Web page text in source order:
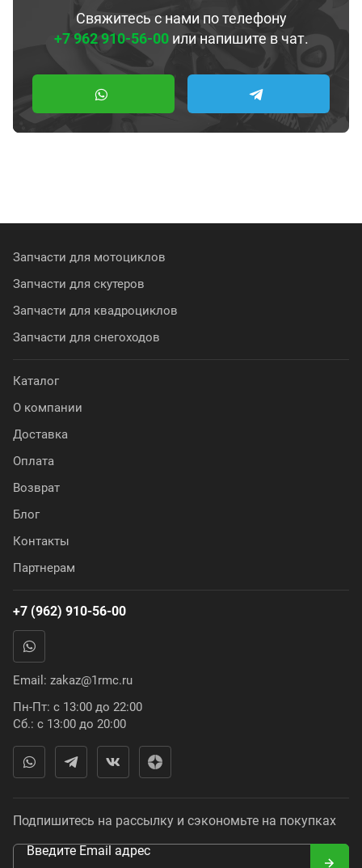
Свяжитесь с нами по телефону
+7 962 910-56-00или напишите в чат.
Запчасти для мотоциклов
Запчасти для скутеров
Запчасти для квадроциклов
Запчасти для снегоходов
Каталог
О компании
Доставка
Оплата
Возврат
Блог
Контакты
Партнерам
+7 (962) 910-56-00
Email: zakaz@1rmc.ru
Пн-Пт: с 13:00 до 22:00
Сб.: с 13:00 до 20:00
Подпишитесь на рассылку и сэкономьте на покупках
Введите Email адрес